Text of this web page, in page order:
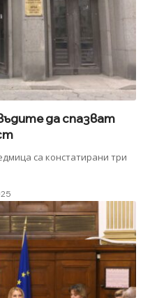
да спазват
са констатирани три